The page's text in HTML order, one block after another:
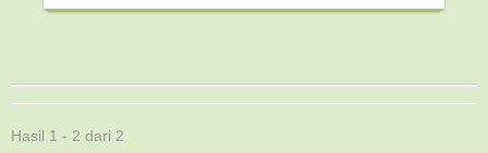
Hasil 1 - 2 dari 2